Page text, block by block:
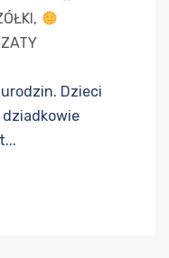
,
Dzieci
dziadkowie